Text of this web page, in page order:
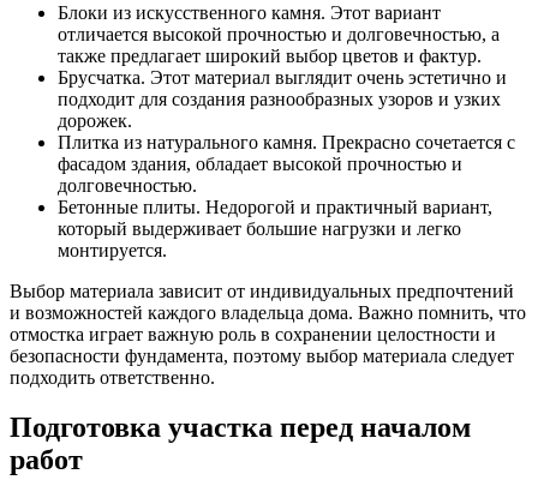
Блоки из искусственного камня. Этот вариант
отличается высокой прочностью и долговечностью, а
также предлагает широкий выбор цветов и фактур.
Брусчатка. Этот материал выглядит очень эстетично и
подходит для создания разнообразных узоров и узких
дорожек.
Плитка из натурального камня. Прекрасно сочетается с
фасадом здания, обладает высокой прочностью и
долговечностью.
Бетонные плиты. Недорогой и практичный вариант,
который выдерживает большие нагрузки и легко
монтируется.
Выбор материала зависит от индивидуальных предпочтений
и возможностей каждого владельца дома. Важно помнить, что
отмостка играет важную роль в сохранении целостности и
безопасности фундамента, поэтому выбор материала следует
подходить ответственно.
Подготовка участка перед началом
работ